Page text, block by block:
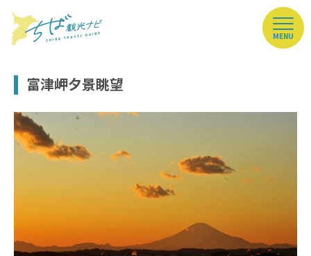
MENU
富津岬夕景眺望